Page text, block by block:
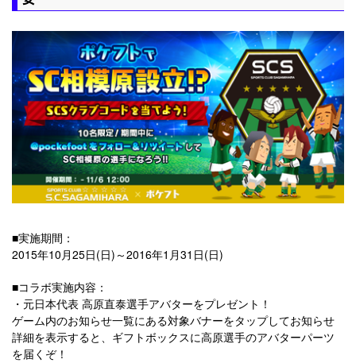
■実施期間：
2015年10月25日(日)～2016年1月31日(日)
■コラボ実施内容：
・元日本代表 高原直泰選手アバターをプレゼント！
ゲーム内のお知らせ一覧にある対象バナーをタップしてお知らせ
詳細を表示すると、ギフトボックスに高原選手のアバターパーツ
を届くぞ！